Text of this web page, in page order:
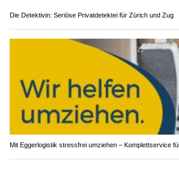
Die Detektivin: Seriöse Privatdetektei für Zürich und Zug
Mit Eggerlogistik stressfrei umziehen – Komplettservice